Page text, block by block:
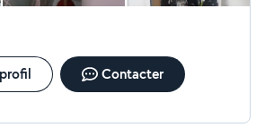
Contacter